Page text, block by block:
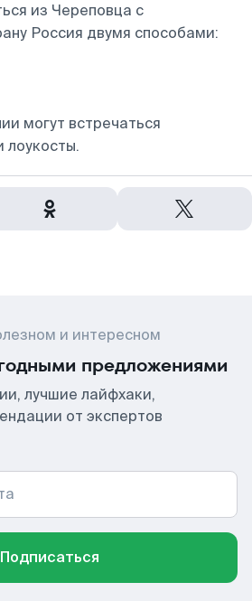
из Череповца с
Россия двумя способами:
могут встречаться
лоукосты.
и интересном
предложениями
лучшие лайфхаки,
от экспертов
Подписаться